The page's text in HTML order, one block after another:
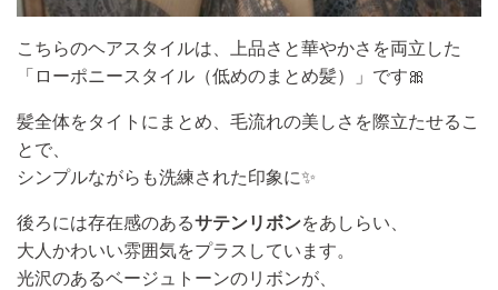
こちらのヘアスタイルは、上品さと華やかさを両立した
「ローポニースタイル（低めのまとめ髪）」です🎀
髪全体をタイトにまとめ、毛流れの美しさを際立たせるこ
とで、
シンプルながらも洗練された印象に✨
後ろには存在感のあるサテンリボンをあしらい、
大人かわいい雰囲気をプラスしています。
光沢のあるベージュトーンのリボンが、